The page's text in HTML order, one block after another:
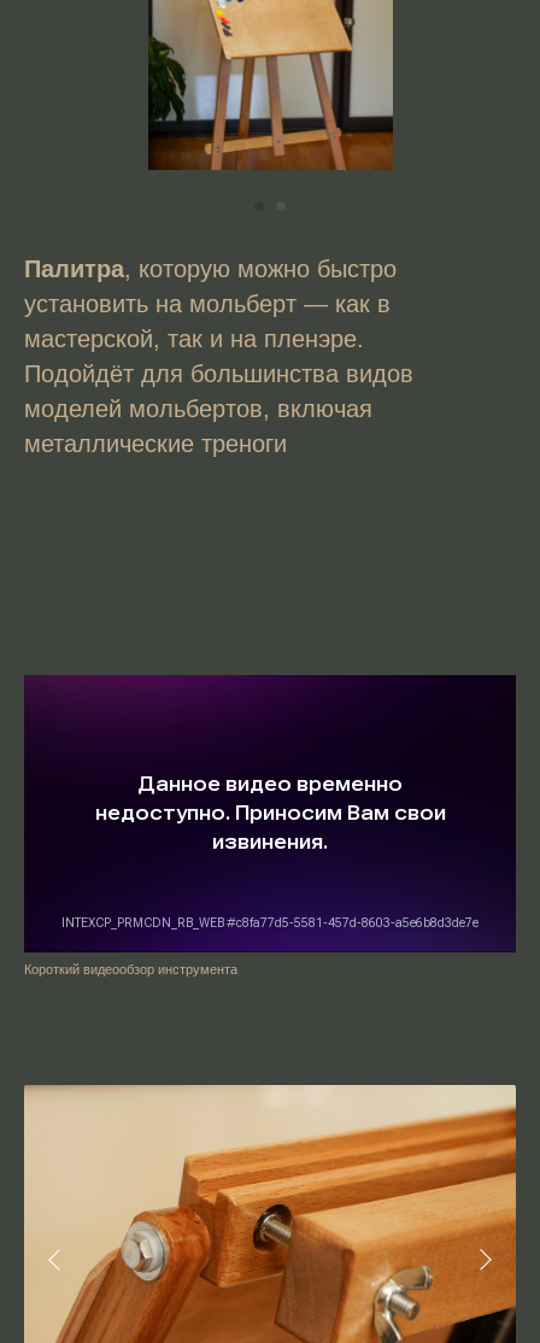
Палитра, которую можно быстро
установить на мольберт — как в
мастерской, так и на пленэре.
Подойдёт для большинства видов
моделей мольбертов, включая
металлические треноги
Короткий видеообзор инструмента